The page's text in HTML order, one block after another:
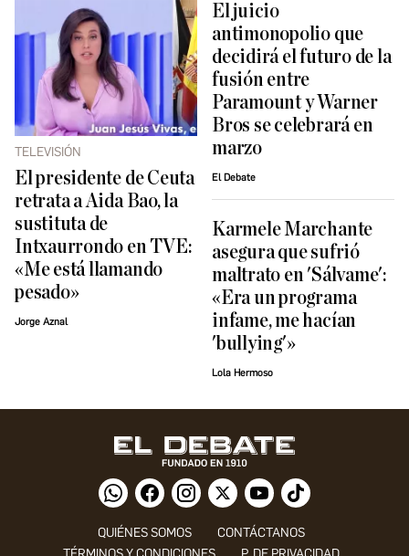
TELEVISIÓN
El presidente de Ceuta
retrata a Aida Bao, la
sustituta de
Intxaurrondo en TVE:
«Me está llamando
pesado»
Jorge Aznal
El juicio
antimonopolio que
decidirá el futuro de la
fusión entre
Paramount y Warner
Bros se celebrará en
marzo
El Debate
Karmele Marchante
asegura que sufrió
maltrato en 'Sálvame':
«Era un programa
infame, me hacían
'bullying'»
Lola Hermoso
QUIÉNES SOMOS
CONTÁCTANOS